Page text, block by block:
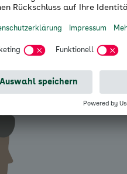
in Sachsen-
so ist. Mit vielen